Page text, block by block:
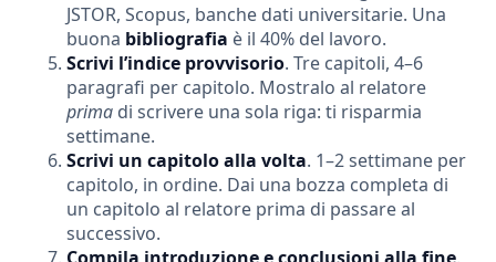
JSTOR, Scopus, banche dati universitarie. Una
buona bibliografia è il 40% del lavoro.
Scrivi l’indice provvisorio. Tre capitoli, 4–6
paragrafi per capitolo. Mostralo al relatore
prima di scrivere una sola riga: ti risparmia
settimane.
Scrivi un capitolo alla volta. 1–2 settimane per
capitolo, in ordine. Dai una bozza completa di
un capitolo al relatore prima di passare al
successivo.